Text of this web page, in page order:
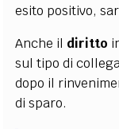
esito positivo,
Anche il diritto
sul tipo di
dopo il
di sparo.